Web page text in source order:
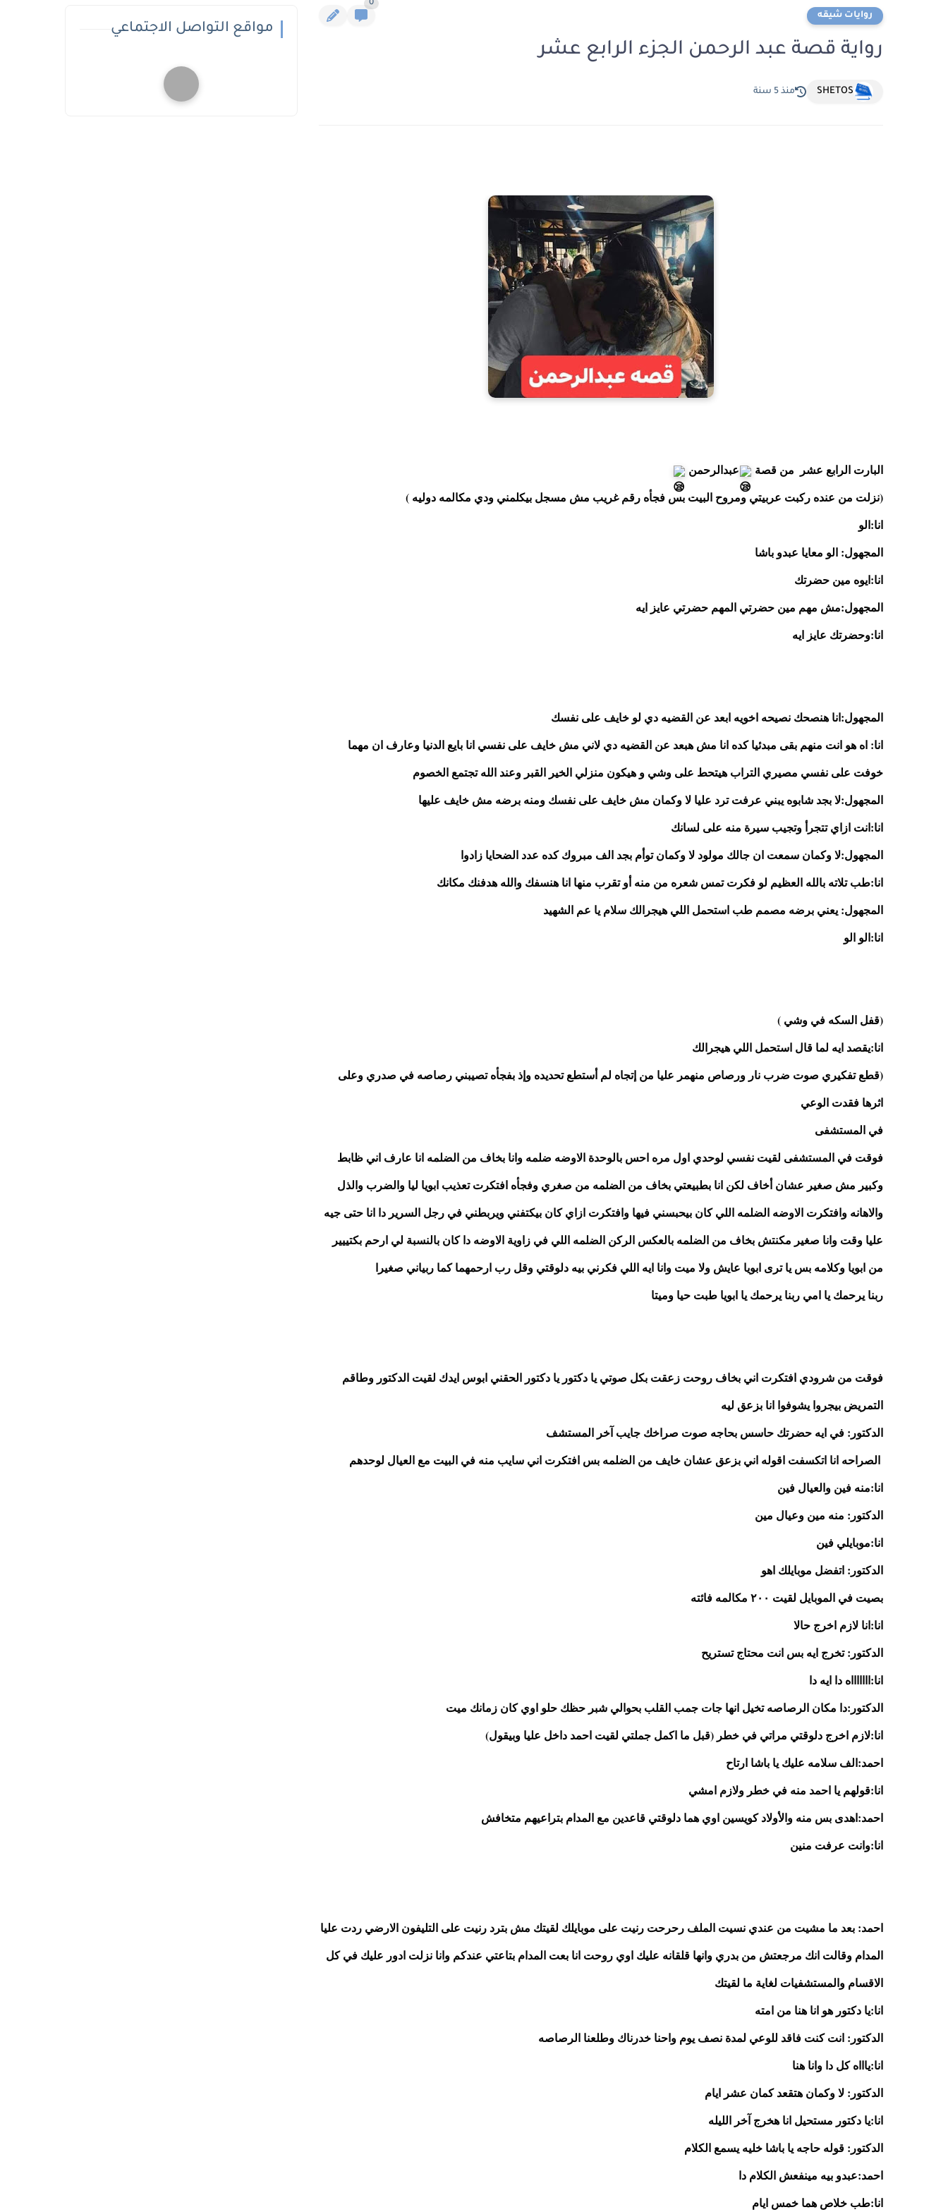
روايات شيقه
0
رواية قصة عبد الرحمن الجزء الرابع عشر
SHETOS منذ 5 سنة
البارت الرابع عشر  من قصة
عبدالرحمن
(نزلت من عنده ركبت عربيتي ومروح البيت بس فجأه رقم غريب مش مسجل بيكلمني ودي مكالمه دوليه )
انا:الو
المجهول: الو معايا عبدو باشا
انا:ايوه مين حضرتك
المجهول:مش مهم مين حضرتي المهم حضرتي عايز ايه
انا:وحضرتك عايز ايه
المجهول:انا هنصحك نصيحه اخويه ابعد عن القضيه دي لو خايف على نفسك
خوفت على نفسي مصيري التراب هيتحط على وشي و هيكون منزلي الخير القبر وعند الله تجتمع الخصوم
المجهول:لا بجد شابوه يبني عرفت ترد عليا لا وكمان مش خايف على نفسك ومنه برضه مش خايف عليها
انا:انت ازاي تتجرأ وتجيب سيرة منه على لسانك
المجهول:لا وكمان سمعت ان جالك مولود لا وكمان توأم بجد الف مبروك كده عدد الضحايا زادوا
انا:طب تلاته بالله العظيم لو فكرت تمس شعره من منه أو تقرب منها انا هنسفك والله هدفنك مكانك
المجهول: يعني برضه مصمم طب استحمل اللي هيجرالك سلام يا عم الشهيد
انا:الو الو
(قفل السكه في وشي )
انا:يقصد ايه لما قال استحمل اللي هيجرالك
اثرها فقدت الوعي
في المستشفى
من ابويا وكلامه بس يا ترى ابويا عايش ولا ميت وانا ايه اللي فكرني بيه دلوقتي وقل رب ارحمهما كما ربياني صغيرا
ربنا يرحمك يا امي ربنا يرحمك يا ابويا طبت حيا وميتا
التمريض بيجروا يشوفوا انا بزعق ليه
الدكتور: في ايه حضرتك حاسس بحاجه صوت صراخك جايب آخر المستشف
انا:منه فين والعيال فين
الدكتور: منه مين وعيال مين
انا:موبايلي فين
الدكتور: اتفضل موبايلك اهو
بصيت في الموبايل لقيت ٢٠٠ مكالمه فائته
انا:انا لازم اخرج حالا
الدكتور: تخرج ايه بس انت محتاج تستريح
انا:اااااااه دا ايه دا
الدكتور:دا مكان الرصاصه تخيل انها جات جمب القلب بحوالي شبر حظك حلو اوي كان زمانك ميت
انا:لازم اخرج دلوقتي مراتي في خطر (قبل ما اكمل جملتي لقيت احمد داخل عليا وبيقول)
احمد:الف سلامه عليك يا باشا ارتاح
انا:قولهم يا احمد منه في خطر ولازم امشي
احمد:اهدى بس منه والأولاد كويسين اوي هما دلوقتي قاعدين مع المدام بتراعيهم متخافش
انا:وانت عرفت منين
الاقسام والمستشفيات لغاية ما لقيتك
انا:يا دكتور هو انا هنا من امته
الدكتور: انت كنت فاقد للوعي لمدة نصف يوم واحنا خدرناك وطلعنا الرصاصه
انا:ياااه كل دا وانا هنا
الدكتور: لا وكمان هتقعد كمان عشر ايام
انا:يا دكتور مستحيل انا هخرج آخر الليله
الدكتور: قوله حاجه يا باشا خليه يسمع الكلام
احمد:عبدو بيه مينفعش الكلام دا
انا:طب خلاص هما خمس ايام
مواقع التواصل الاجتماعي